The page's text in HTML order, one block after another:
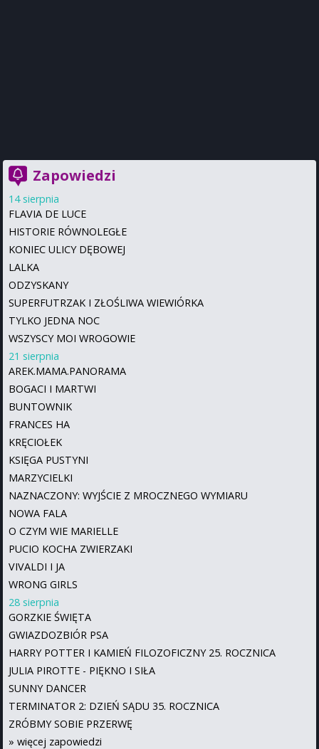
Zapowiedzi
14 sierpnia
FLAVIA DE LUCE
HISTORIE RÓWNOLEGŁE
KONIEC ULICY DĘBOWEJ
LALKA
ODZYSKANY
SUPERFUTRZAK I ZŁOŚLIWA WIEWIÓRKA
TYLKO JEDNA NOC
WSZYSCY MOI WROGOWIE
21 sierpnia
AREK.MAMA.PANORAMA
BOGACI I MARTWI
BUNTOWNIK
FRANCES HA
KRĘCIOŁEK
KSIĘGA PUSTYNI
MARZYCIELKI
NAZNACZONY: WYJŚCIE Z MROCZNEGO WYMIARU
NOWA FALA
O CZYM WIE MARIELLE
PUCIO KOCHA ZWIERZAKI
VIVALDI I JA
WRONG GIRLS
28 sierpnia
GORZKIE ŚWIĘTA
GWIAZDOZBIÓR PSA
HARRY POTTER I KAMIEŃ FILOZOFICZNY 25. ROCZNICA
JULIA PIROTTE - PIĘKNO I SIŁA
SUNNY DANCER
TERMINATOR 2: DZIEŃ SĄDU 35. ROCZNICA
ZRÓBMY SOBIE PRZERWĘ
» więcej zapowiedzi